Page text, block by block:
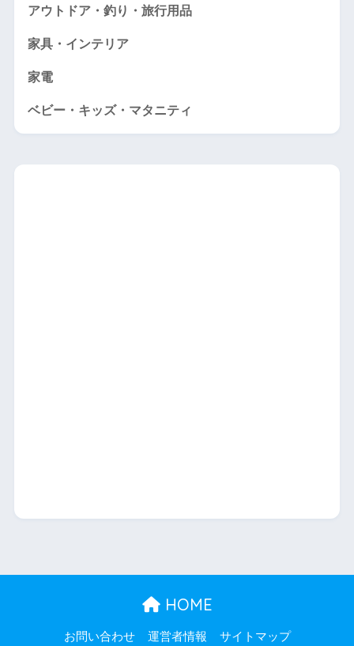
アウトドア・釣り・旅行用品
家具・インテリア
家電
ベビー・キッズ・マタニティ
HOME
お問い合わせ 運営者情報 サイトマップ